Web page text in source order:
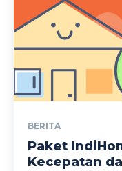
BERITA
Paket
Kecepatan